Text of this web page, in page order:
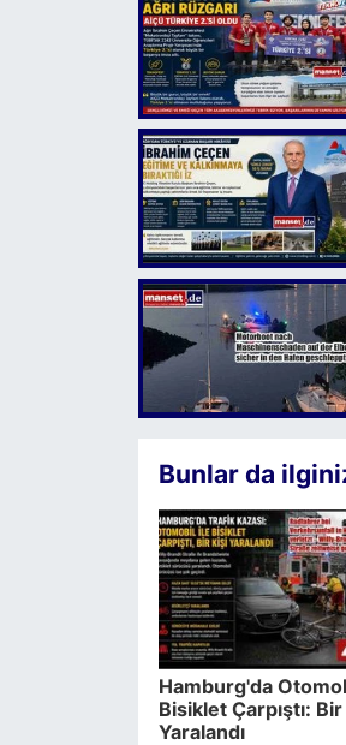
Bunlar da
Hamburg'da
Bisiklet Çarpıştı:
Yaralandı